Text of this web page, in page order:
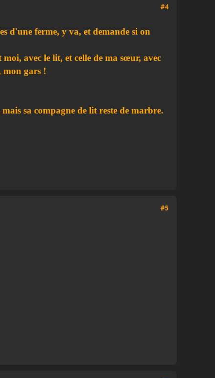
#4
d'une ferme, y va, et demande si on
avec le lit, et celle de ma sœur, avec
mon gars !
sa compagne de lit reste de marbre.
#5